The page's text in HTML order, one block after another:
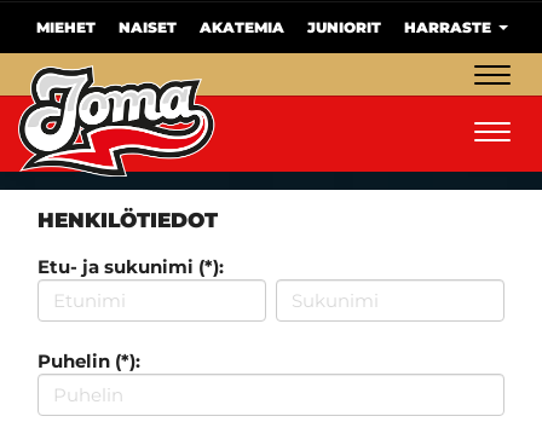
MIEHET NAISET AKATEMIA JUNIORIT HARRASTE
HENKILÖTIEDOT
Etu- ja sukunimi (*):
Puhelin (*):